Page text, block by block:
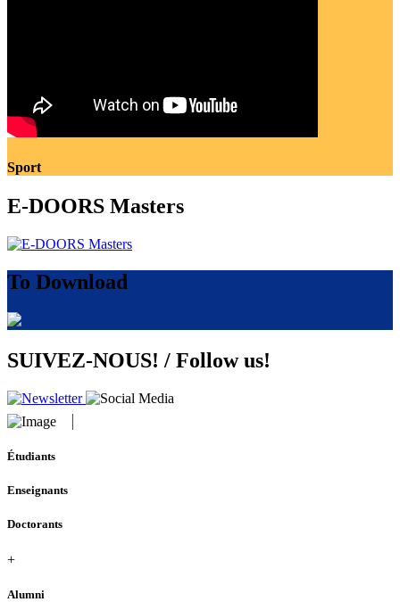
Sport
E-DOORS Masters
To Download
SUIVEZ-NOUS! / Follow us!
Étudiants
Enseignants
Doctorants
+
Alumni